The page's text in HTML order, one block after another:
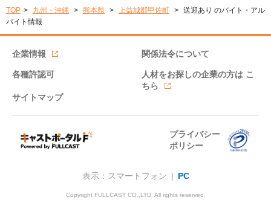
TOP 九州・沖縄 熊本県 上益城郡甲佐町
送迎あり のバイト・アル
バイト情報
企業情報 関係法令について
各種許認可 人材をお探しの企業の方は こ
ちら
サイトマップ
プライバシー
ポリシー
表示：スマートフォン | PC
Copyright FULLCAST CO.,LTD. All rights reserved.